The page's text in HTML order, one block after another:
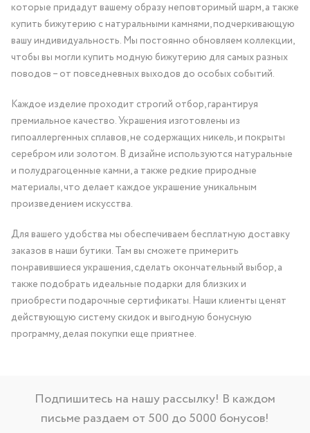
которые придадут вашему образу неповторимый шарм, а также
купить бижутерию с натуральными камнями, подчеркивающую
вашу индивидуальность. Мы постоянно обновляем коллекции,
чтобы вы могли купить модную бижутерию для самых разных
поводов – от повседневных выходов до особых событий.
Каждое изделие проходит строгий отбор, гарантируя
премиальное качество. Украшения изготовлены из
гипоаллергенных сплавов, не содержащих никель, и покрыты
серебром или золотом. В дизайне используются натуральные
и полудрагоценные камни, а также редкие природные
материалы, что делает каждое украшение уникальным
произведением искусства.
Для вашего удобства мы обеспечиваем бесплатную доставку
заказов в наши бутики. Там вы сможете примерить
понравившиеся украшения, сделать окончательный выбор, а
также подобрать идеальные подарки для близких и
приобрести подарочные сертификаты. Наши клиенты ценят
действующую систему скидок и выгодную бонусную
программу, делая покупки еще приятнее.
Подпишитесь на нашу рассылку! В каждом
письме раздаем от 500 до 5000 бонусов!